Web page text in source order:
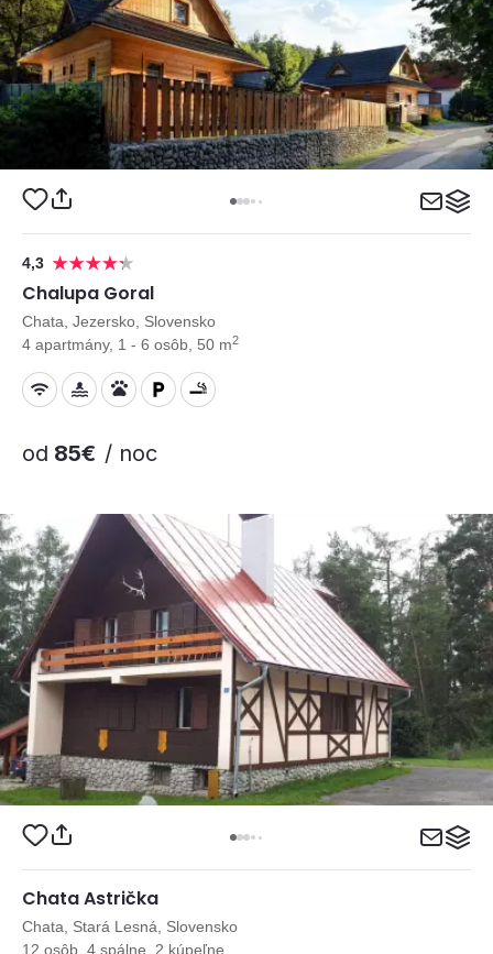
4,3
Chalupa Goral
Chata, Jezersko, Slovensko
4 apartmány, 1 - 6 osôb, 50 m2
od 85€ / noc
Chata Astrička
Chata, Stará Lesná, Slovensko
12 osôb, 4 spálne, 2 kúpeľne